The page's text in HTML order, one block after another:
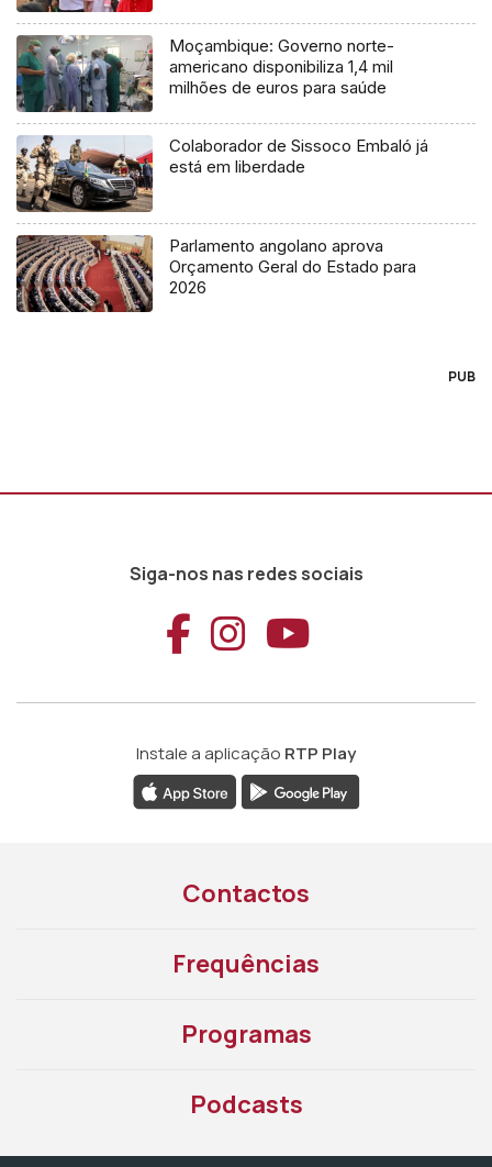
Moçambique: Governo norte-
americano disponibiliza 1,4 mil
milhões de euros para saúde
Colaborador de Sissoco Embaló já
está em liberdade
Parlamento angolano aprova
Orçamento Geral do Estado para
2026
PUB
Siga-nos nas redes sociais
Aceder ao
Aceder ao
Aceder
Instale a aplicação RTP Play
Contactos
Frequências
Programas
Podcasts